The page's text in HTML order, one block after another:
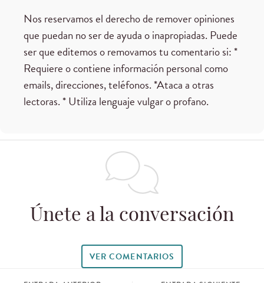
Nos reservamos el derecho de remover opiniones
que puedan no ser de ayuda o inapropiadas. Puede
ser que editemos o removamos tu comentario si: *
Requiere o contiene información personal como
emails, direcciones, teléfonos. *Ataca a otras
lectoras. * Utiliza lenguaje vulgar o profano.
Únete a la conversación
VER COMENTARIOS